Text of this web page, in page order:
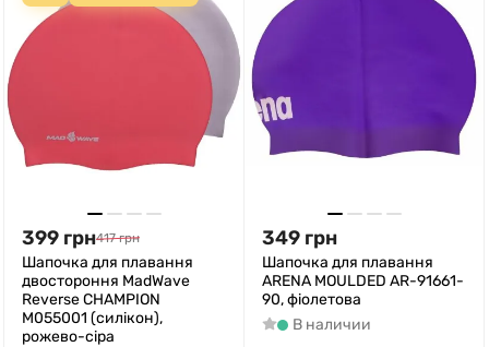
399 грн417 грн
Шапочка для плавання
двостороння MadWave
Reverse CHAMPION
M055001 (силікон),
рожево-сіра
349 грн
Шапочка для плавання
ARENA MOULDED AR-91661-
90, фіолетова
В наличии